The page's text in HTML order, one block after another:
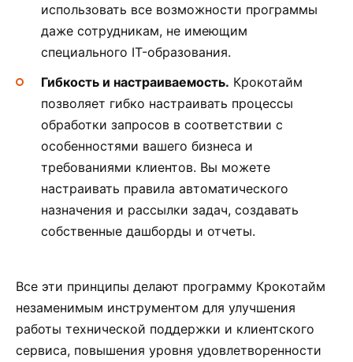
использовать все возможности программы
даже сотрудникам, не имеющим
специального IT-образования.
Гибкость и настраиваемость. Крокотайм
позволяет гибко настраивать процессы
обработки запросов в соответствии с
особенностями вашего бизнеса и
требованиями клиентов. Вы можете
настраивать правила автоматического
назначения и рассылки задач, создавать
собственные дашборды и отчеты.
Все эти принципы делают программу Крокотайм
незаменимым инструментом для улучшения
работы технической поддержки и клиентского
сервиса, повышения уровня удовлетворенности